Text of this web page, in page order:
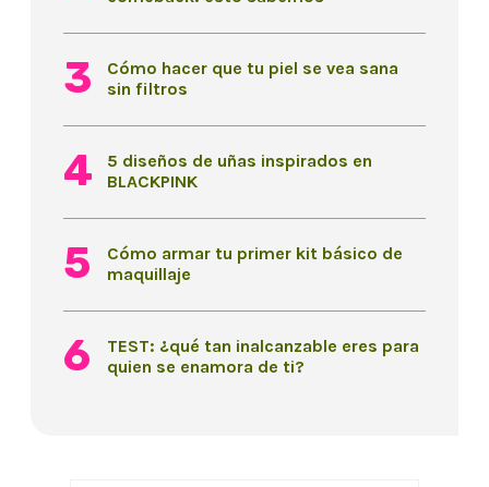
Cómo hacer que tu piel se vea sana
sin filtros
5 diseños de uñas inspirados en
BLACKPINK
Cómo armar tu primer kit básico de
maquillaje
TEST: ¿qué tan inalcanzable eres para
quien se enamora de ti?